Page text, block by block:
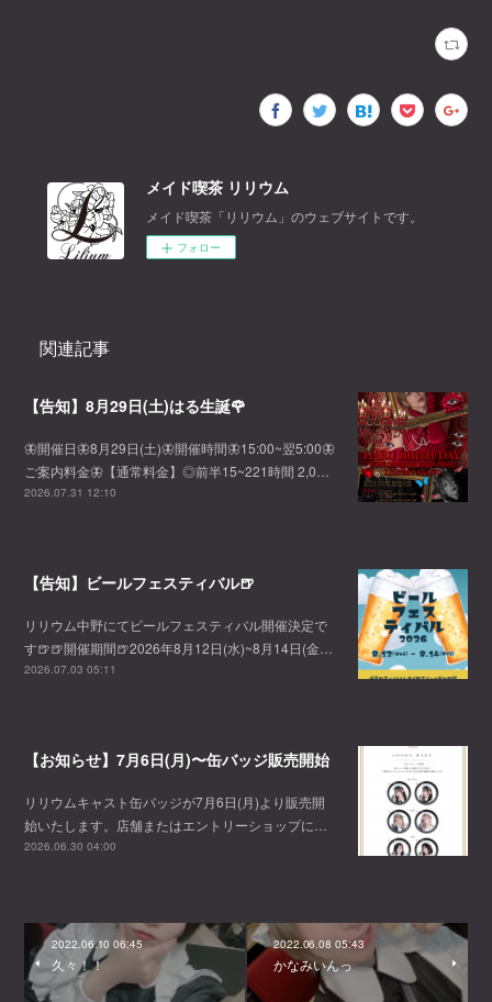
メイド喫茶 リリウム
メイド喫茶「リリウム」のウェブサイトです。
フォロー
関連記事
【告知】8月29日(土)はる生誕🌹
🦋開催日🦋8月29日(土)🦋開催時間🦋15:00~翌5:00🦋
ご案内料金🦋【通常料金】◎前半15~221時間 2,0…
2026.07.31 12:10
【告知】ビールフェスティバル🍺
リリウム中野にてビールフェスティバル開催決定で
す🍺🍺開催期間🍺2026年8月12日(水)~8月14日(金…
2026.07.03 05:11
【お知らせ】7月6日(月)〜缶バッジ販売開始
リリウムキャスト缶バッジが7月6日(月)より販売開
始いたします。店舗またはエントリーショップに…
2026.06.30 04:00
2022.06.10 06:45
久々！！
2022.06.08 05:43
かなみいんっ